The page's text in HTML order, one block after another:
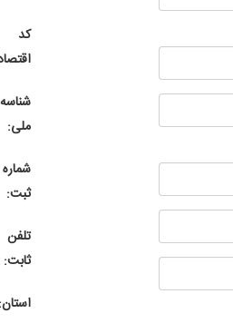
کد
شناسه
ملی:
شماره
ثبت:
تلفن
ثابت:
استان: